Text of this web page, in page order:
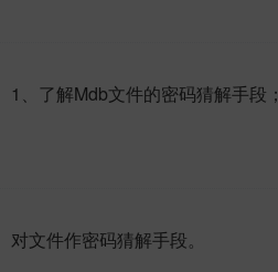
1、了解Mdb文件的密码猜解手段；
对文件作密码猜解手段。